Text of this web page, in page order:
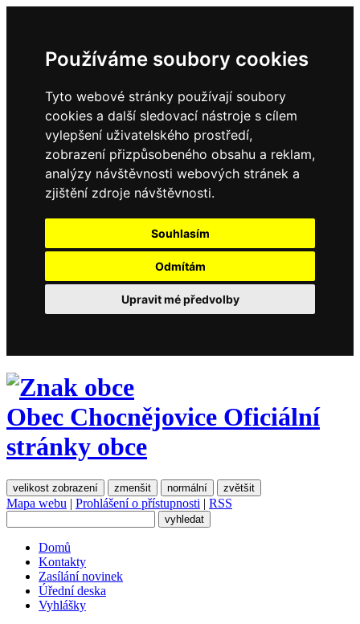
Používáme soubory cookies
Tyto webové stránky používají soubory
cookies a další sledovací nástroje s cílem
vylepšení uživatelského prostředí,
zobrazení přizpůsobeného obsahu a reklam,
analýzy návštěvnosti webových stránek a
zjištění zdroje návštěvnosti.
Souhlasím
Odmítám
Upravit mé předvolby
Obec Chocnějovice Oficiální
stránky obce
velikost zobrazení zmenšit normální zvětšit
Mapa webu | Prohlášení o přístupnosti | RSS
Domů
Kontakty
Zasílání novinek
Úřední deska
Vyhlášky